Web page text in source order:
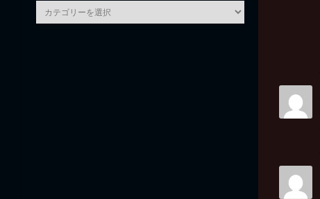
category